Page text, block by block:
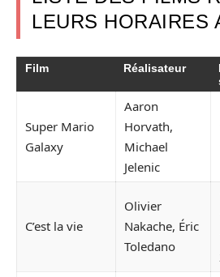
LEURS HORAIRES
Film Réalisateur
Super Mario
Galaxy
Aaron
Horvath,
Michael
Jelenic
C’est la vie
Olivier
Nakache, Éric
Toledano